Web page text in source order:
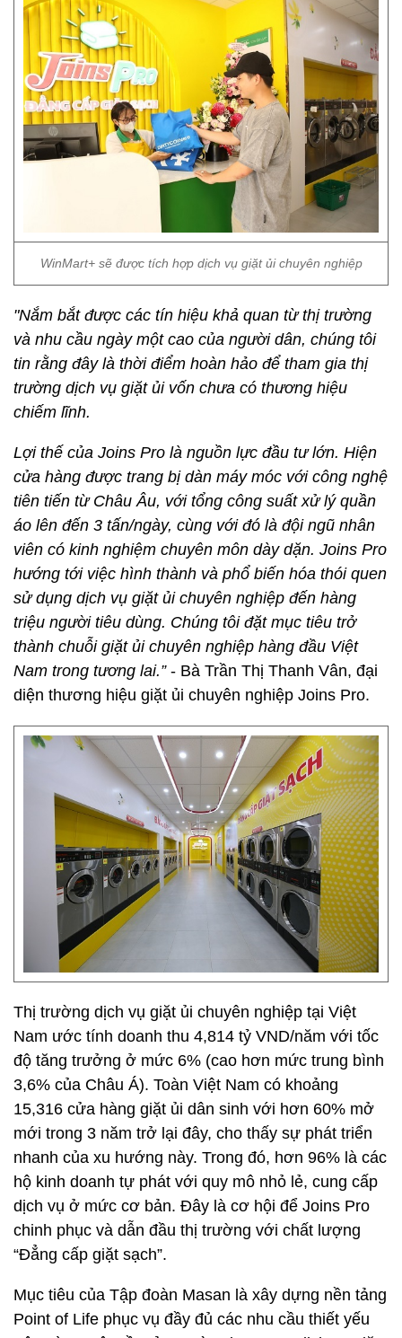
WinMart+ sẽ được tích hợp dịch vụ giặt ủi chuyên nghiệp
"Nắm bắt được các tín hiệu khả quan từ thị trường
và nhu cầu ngày một cao của người dân, chúng tôi
tin rằng đây là thời điểm hoàn hảo để tham gia thị
trường dịch vụ giặt ủi vốn chưa có thương hiệu
chiếm lĩnh.
Lợi thế của Joins Pro là nguồn lực đầu tư lớn. Hiện
cửa hàng được trang bị dàn máy móc với công nghệ
tiên tiến từ Châu Âu, với tổng công suất xử lý quần
áo lên đến 3 tấn/ngày, cùng với đó là đội ngũ nhân
viên có kinh nghiệm chuyên môn dày dặn. Joins Pro
hướng tới việc hình thành và phổ biến hóa thói quen
sử dụng dịch vụ giặt ủi chuyên nghiệp đến hàng
triệu người tiêu dùng. Chúng tôi đặt mục tiêu trở
thành chuỗi giặt ủi chuyên nghiệp hàng đầu Việt
Nam trong tương lai.”- Bà Trần Thị Thanh Vân, đại
diện thương hiệu giặt ủi chuyên nghiệp Joins Pro.
Thị trường dịch vụ giặt ủi chuyên nghiệp tại Việt
Nam ước tính doanh thu 4,814 tỷ VND/năm với tốc
độ tăng trưởng ở mức 6% (cao hơn mức trung bình
3,6% của Châu Á). Toàn Việt Nam có khoảng
15,316 cửa hàng giặt ủi dân sinh với hơn 60% mở
mới trong 3 năm trở lại đây, cho thấy sự phát triển
nhanh của xu hướng này. Trong đó, hơn 96% là các
hộ kinh doanh tự phát với quy mô nhỏ lẻ, cung cấp
dịch vụ ở mức cơ bản. Đây là cơ hội để Joins Pro
chinh phục và dẫn đầu thị trường với chất lượng
“Đẳng cấp giặt sạch”.
Mục tiêu của Tập đoàn Masan là xây dựng nền tảng
Point of Life phục vụ đầy đủ các nhu cầu thiết yếu